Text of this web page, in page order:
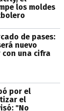
los moldes
de pases:
nuevo
con una cifra
por el
el
"No